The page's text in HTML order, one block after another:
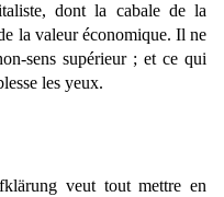
dont la cabale de la
la valeur économique. Il ne
sens supérieur ; et ce qui
les yeux.
veut tout mettre en